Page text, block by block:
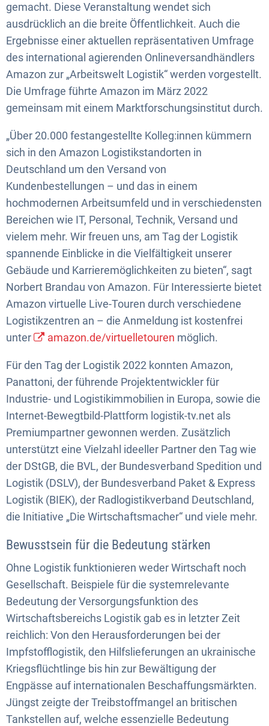
gemacht. Diese Veranstaltung wendet sich
ausdrücklich an die breite Öffentlichkeit. Auch die
Ergebnisse einer aktuellen repräsentativen Umfrage
des international agierenden Onlineversandhändlers
Amazon zur „Arbeitswelt Logistik“ werden vorgestellt.
Die Umfrage führte Amazon im März 2022
gemeinsam mit einem Marktforschungsinstitut durch.
„Über 20.000 festangestellte Kolleg:innen kümmern
sich in den Amazon Logistikstandorten in
Deutschland um den Versand von
Kundenbestellungen – und das in einem
hochmodernen Arbeitsumfeld und in verschiedensten
Bereichen wie IT, Personal, Technik, Versand und
vielem mehr. Wir freuen uns, am Tag der Logistik
spannende Einblicke in die Vielfältigkeit unserer
Gebäude und Karrieremöglichkeiten zu bieten“, sagt
Norbert Brandau von Amazon. Für Interessierte bietet
Amazon virtuelle Live-Touren durch verschiedene
Logistikzentren an – die Anmeldung ist kostenfrei
unter
amazon.de/virtuelletouren möglich.
Für den Tag der Logistik 2022 konnten Amazon,
Panattoni, der führende Projektentwickler für
Industrie- und Logistikimmobilien in Europa, sowie die
Internet-Bewegtbild-Plattform logistik-tv.net als
Premiumpartner gewonnen werden. Zusätzlich
unterstützt eine Vielzahl ideeller Partner den Tag wie
der DStGB, die BVL, der Bundesverband Spedition und
Logistik (DSLV), der Bundesverband Paket & Express
Logistik (BIEK), der Radlogistikverband Deutschland,
die Initiative „Die Wirtschaftsmacher“ und viele mehr.
Bewusstsein für die Bedeutung stärken
Ohne Logistik funktionieren weder Wirtschaft noch
Gesellschaft. Beispiele für die systemrelevante
Bedeutung der Versorgungsfunktion des
Wirtschaftsbereichs Logistik gab es in letzter Zeit
reichlich: Von den Herausforderungen bei der
Impfstofflogistik, den Hilfslieferungen an ukrainische
Kriegsflüchtlinge bis hin zur Bewältigung der
Engpässe auf internationalen Beschaffungsmärkten.
Jüngst zeigte der Treibstoffmangel an britischen
Tankstellen auf, welche essenzielle Bedeutung